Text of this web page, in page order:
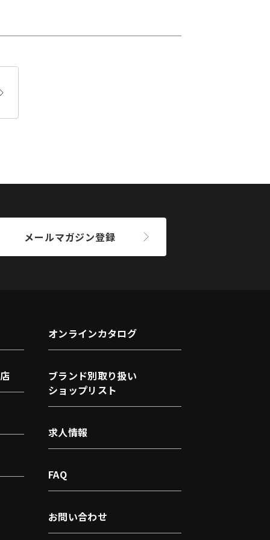
メールマガジン登録
オンラインカタログ
ブランド別取り扱い
ショップリスト
求人情報
FAQ
お問い合わせ